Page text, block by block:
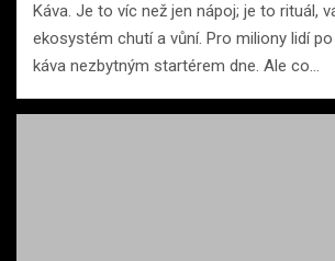
Káva. Je to víc než jen nápoj; je to rituál,
ekosystém chutí a vůní. Pro miliony lidí
káva nezbytným startérem dne. Ale co…